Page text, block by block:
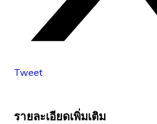
Tweet
รายละเอียดเพิ่มเติม